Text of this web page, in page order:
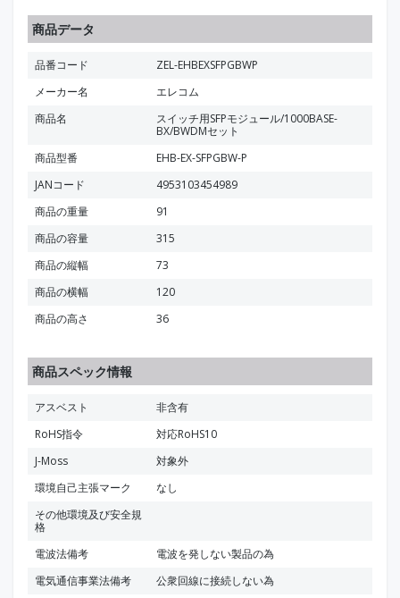
商品データ
品番コード
ZEL-EHBEXSFPGBWP
メーカー名
エレコム
商品名
スイッチ用SFPモジュール/1000BASE-
BX/BWDMセット
商品型番
EHB-EX-SFPGBW-P
JANコード
4953103454989
商品の重量
91
商品の容量
315
商品の縦幅
73
商品の横幅
120
商品の高さ
36
商品スペック情報
アスベスト
非含有
RoHS指令
対応RoHS10
J-Moss
対象外
環境自己主張マーク
なし
その他環境及び安全規
格
電波法備考
電波を発しない製品の為
電気通信事業法備考
公衆回線に接続しない為